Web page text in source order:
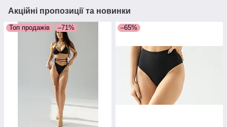
Акційні пропозиції та новинки
Топ продажів –71% –65%